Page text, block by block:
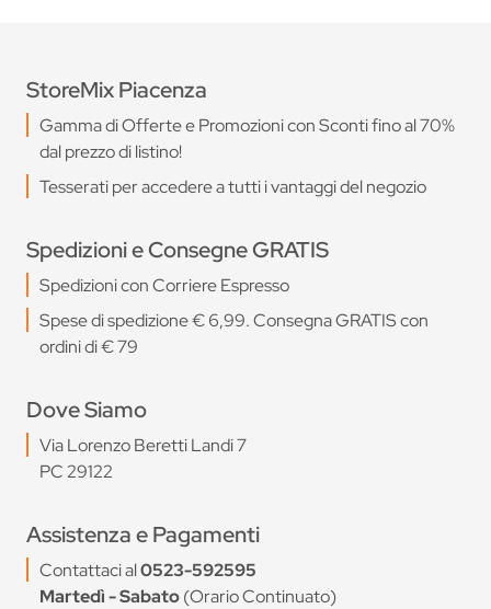
StoreMix Piacenza
Gamma di Offerte e Promozioni con Sconti fino al 70%
dal prezzo di listino!
Tesserati per accedere a tutti i vantaggi del negozio
Spedizioni e Consegne GRATIS
Spedizioni con Corriere Espresso
Spese di spedizione € 6,99. Consegna GRATIS con
ordini di € 79
Dove Siamo
Via Lorenzo Beretti Landi 7
PC 29122
Assistenza e Pagamenti
Contattaci al0523-592595
Martedì - Sabato(Orario Continuato)